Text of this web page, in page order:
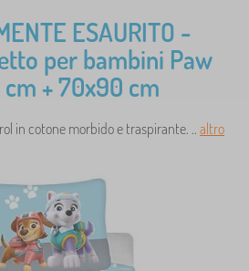
ESAURITO -
per bambini Paw
+ 70x90 cm
in cotone morbido e traspirante. .. altro